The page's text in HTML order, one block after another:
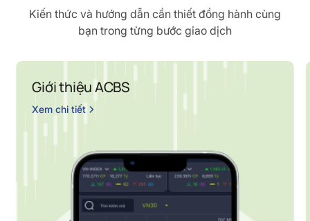
Kiến thức và hướng dẫn cần thiết đồng hành cùng
bạn trong từng bước giao dịch
Giới thiệu ACBS
Xem chi tiết